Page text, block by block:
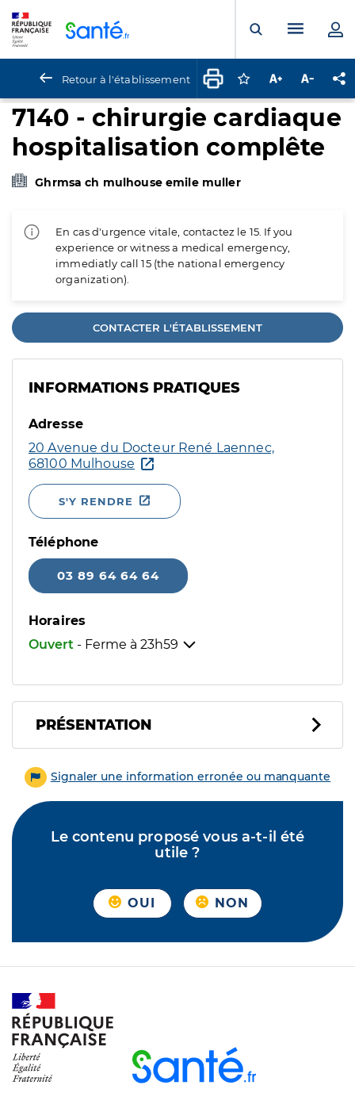
Ouvrir laMenu
Retour à l'établissement Connectez-vous
Augmenter la
7140 - chirurgie cardiaque
hospitalisation complête
Ghrmsa ch mulhouse emile muller
En cas d'urgence vitale, contactez le 15. If you
experience or witness a medical emergency,
immediatly call 15 (the national emergency
organization).
CONTACTER L'ÉTABLISSEMENT
INFORMATIONS PRATIQUES
Adresse
20 Avenue du Docteur René Laennec,
68100 Mulhouse
S'Y RENDRE
Téléphone
03 89 64 64 64
Horaires
Ouvert - Ferme à 23h59
PRÉSENTATION
Signaler une information erronée ou manquante
Le contenu proposé vous a-t-il été
utile ?
OUI NON